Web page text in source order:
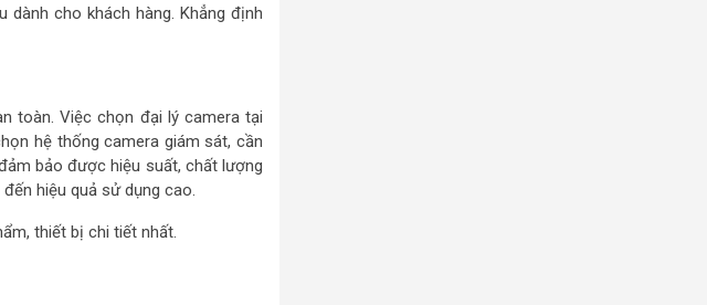
dành cho khách hàng. Khẳng định
toàn. Việc chọn đại lý camera tại
hệ thống camera giám sát, cần
bảo được hiệu suất, chất lượng
hiệu quả sử dụng cao.
thiết bị chi tiết nhất.